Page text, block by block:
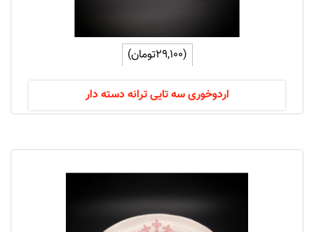
(29,100تومان)
اردوخوری سه تایی ترانه دسته دار